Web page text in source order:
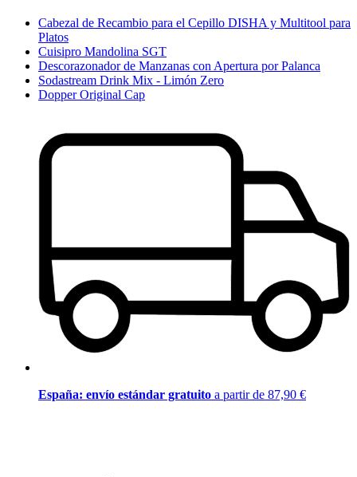
Cabezal de Recambio para el Cepillo DISHA y Multitool para
Platos
Cuisipro Mandolina SGT
Descorazonador de Manzanas con Apertura por Palanca
Sodastream Drink Mix - Limón Zero
Dopper Original Cap
España: envío estándar gratuito a partir de 87,90 €